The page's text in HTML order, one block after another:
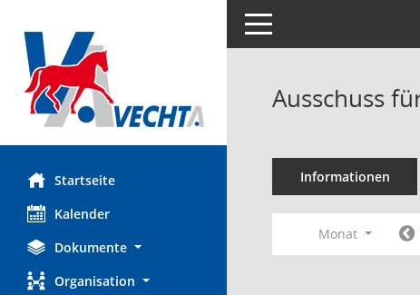
Startseite
Kalender
Dokumente
Organisation
Toggle navigation
Ausschuss
Informationen
Monat